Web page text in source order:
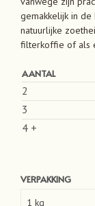
gemakkelijk in
natuurlijke
filterkoffie of als
AANTAL
2
3
4 +
VERPAKKING